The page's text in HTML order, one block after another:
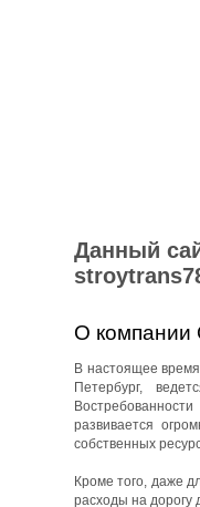
Данный
О
В настоящее
Петербург,
развивается
собственных
Кроме того, даже
расходы на дорогу